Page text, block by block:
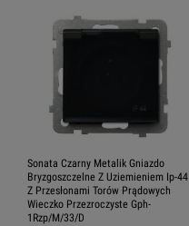
Sonata Czarny Metalik Gniazdo
Bryzgoszczelne Z Uziemieniem Ip-44
Z Przesłonami Torów Prądowych
Wieczko Przezroczyste Gph-
1Rzp/M/33/D